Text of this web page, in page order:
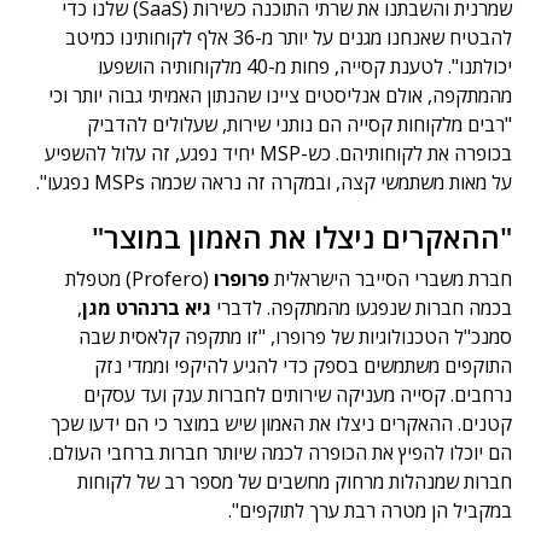
שמרנית והשבתנו את שרתי התוכנה כשירות (SaaS) שלנו כדי
להבטיח שאנחנו מגנים על יותר מ-36 אלף לקוחותינו כמיטב
יכולתנו". לטענת קסייה, פחות מ-40 מלקוחותיה הושפעו
מהמתקפה, אולם אנליסטים ציינו שהנתון האמיתי גבוה יותר וכי
"רבים מלקוחות קסייה הם נותני שירות, שעלולים להדביק
בכופרה את לקוחותיהם. כש-MSP יחיד נפגע, זה עלול להשפיע
על מאות משתמשי קצה, ובמקרה זה נראה שכמה MSPs נפגעו".
"ההאקרים ניצלו את האמון במוצר"
חברת משברי הסייבר הישראליתפרופרו
(Profero) מטפלת
בכמה חברות שנפגעו מהמתקפה. לדברי גיא ברנהרט מגן,
סמנכ"ל הטכנולוגיות של פרופרו, "זו מתקפה קלאסית שבה
התוקפים משתמשים בספק כדי להגיע להיקפי וממדי נזק
נרחבים. קסייה מעניקה שירותים לחברות ענק ועד עסקים
קטנים. ההאקרים ניצלו את האמון שיש במוצר כי הם ידעו שכך
הם יוכלו להפיץ את הכופרה לכמה שיותר חברות ברחבי העולם.
חברות שמנהלות מרחוק מחשבים של מספר רב של לקוחות
במקביל הן מטרה רבת ערך לתוקפים".